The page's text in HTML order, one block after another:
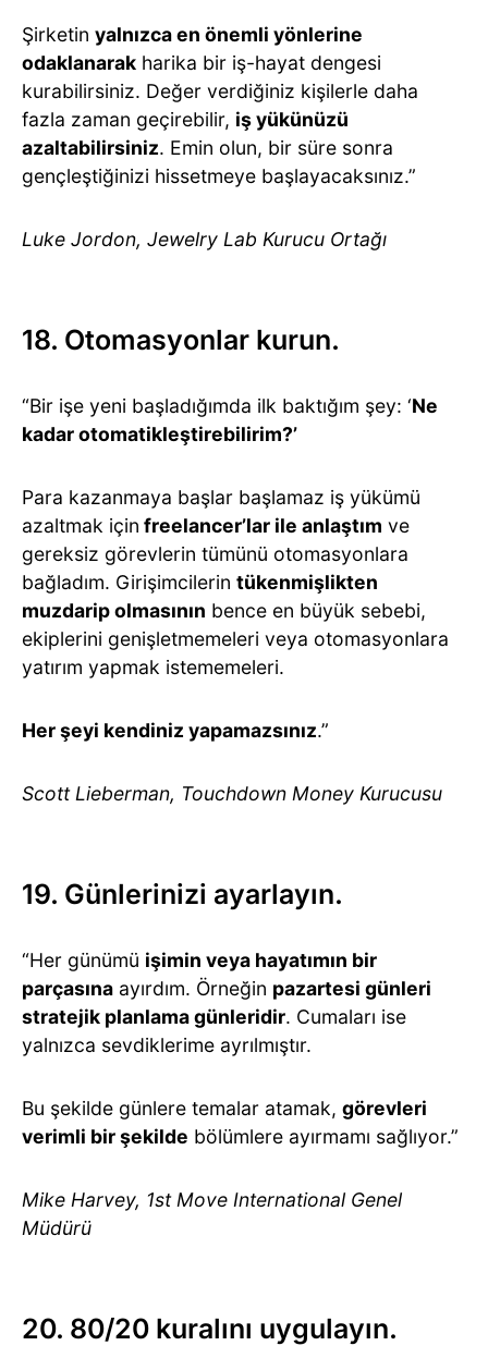
Şirketin yalnızca en önemli yönlerine
odaklanarak harika bir iş-hayat dengesi
kurabilirsiniz. Değer verdiğiniz kişilerle daha
fazla zaman geçirebilir, iş yükünüzü
azaltabilirsiniz. Emin olun, bir süre sonra
gençleştiğinizi hissetmeye başlayacaksınız.”
Luke Jordon, Jewelry Lab Kurucu Ortağı
18. Otomasyonlar kurun.
“Bir işe yeni başladığımda ilk baktığım şey: ‘Ne
kadar otomatikleştirebilirim?’
Para kazanmaya başlar başlamaz iş yükümü
azaltmak için freelancer’lar ile anlaştım ve
gereksiz görevlerin tümünü otomasyonlara
bağladım. Girişimcilerin tükenmişlikten
muzdarip olmasının bence en büyük sebebi,
ekiplerini genişletmemeleri veya otomasyonlara
yatırım yapmak istememeleri.
Her şeyi kendiniz yapamazsınız.”
Scott Lieberman, Touchdown Money Kurucusu
19. Günlerinizi ayarlayın.
“Her günümü işimin veya hayatımın bir
parçasına ayırdım. Örneğin pazartesi günleri
stratejik planlama günleridir. Cumaları ise
yalnızca sevdiklerime ayrılmıştır.
Bu şekilde günlere temalar atamak, görevleri
verimli bir şekilde bölümlere ayırmamı sağlıyor.”
Mike Harvey, 1st Move International Genel
Müdürü
20. 80/20 kuralını uygulayın.